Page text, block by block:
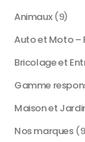
Animaux (9)
Auto et Moto –
Bricolage et
Gamme
Maison et
Nos marques